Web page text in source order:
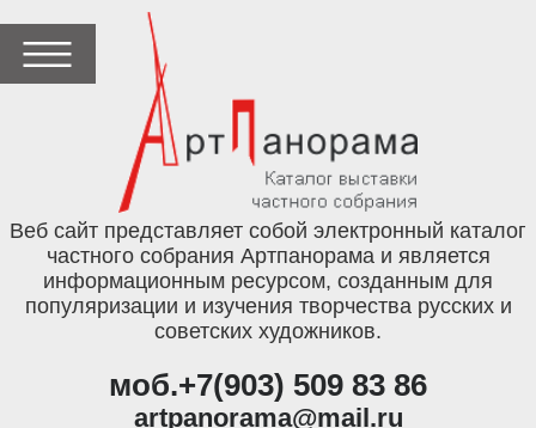
Веб сайт представляет собой электронный каталог
частного собрания Артпанорама и является
информационным ресурсом, созданным для
популяризации и изучения творчества русских и
советских художников.
моб.+7(903) 509 83 86
artpanorama@mail.ru